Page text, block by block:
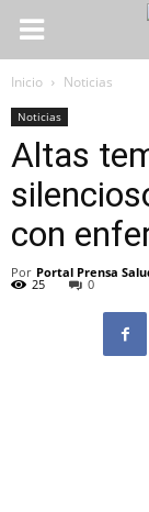
Inicio Noticias
Noticias
Altas
con
Por Portal Prensa
25 0